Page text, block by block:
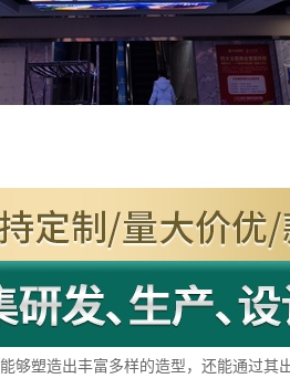
够塑造出丰富多样的造型，还能通过其